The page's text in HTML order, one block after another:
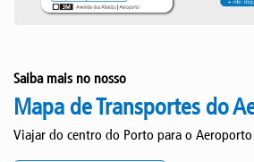
Saiba mais no nosso
Mapa de Transportes do
Viajar do centro do Porto para o